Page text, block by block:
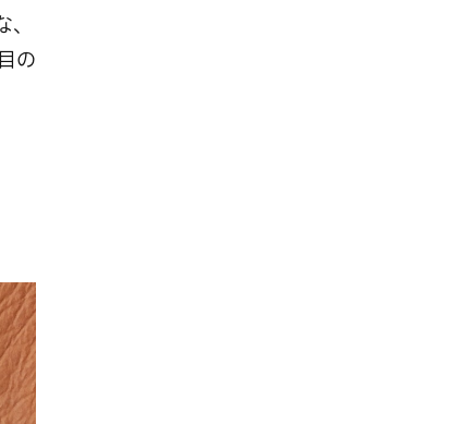
の